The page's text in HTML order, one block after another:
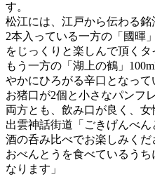
す。
松江には、江戸から伝わる銘
2本入っている一方の「國暉
をじっくりと楽しんで頂くタ
もう一方の「湖上の鶴」
やかにひろがる辛口となって
お猪口が2個と小さなパンフ
両方とも、飲み口が良く、女
出雲神話街道「ごきげんべ
酒の呑み比べでお楽しみくだ
おべんとうを食べているうち
なります」